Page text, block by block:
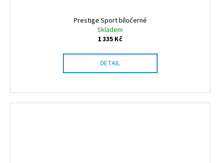
Prestige Sport bíločerné
Skladem
1 335 Kč
DETAIL